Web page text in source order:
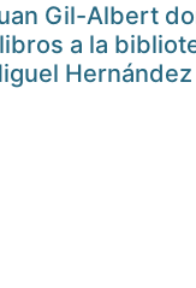
Gil-Albert
a la
Hernández